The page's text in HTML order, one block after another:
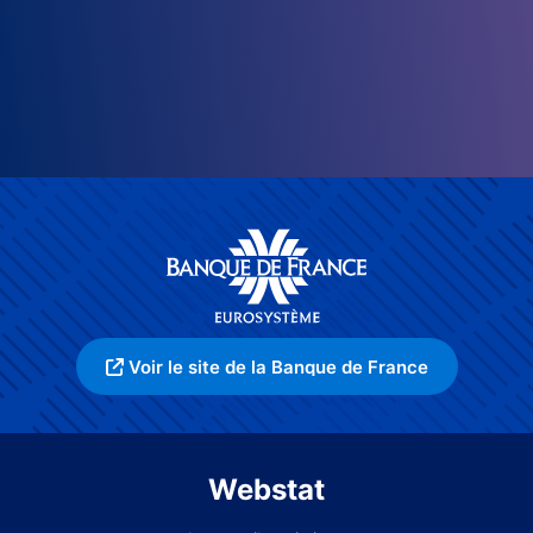
Voir le site de la Banque de France
Webstat